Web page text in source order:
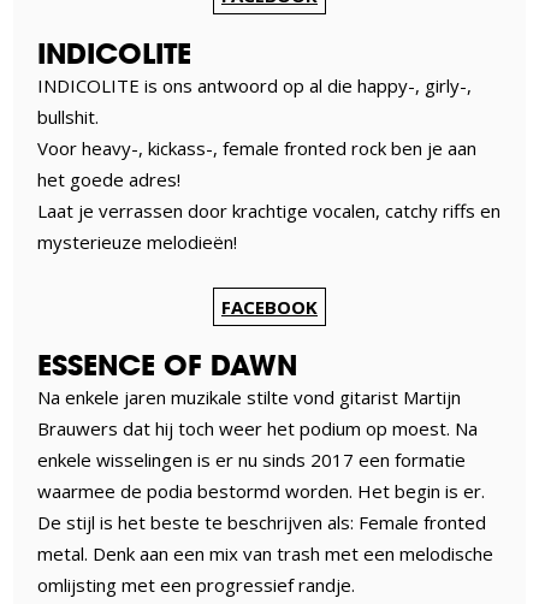
INDICOLITE
INDICOLITE is ons antwoord op al die happy-, girly-,
bullshit.
Voor heavy-, kickass-, female fronted rock ben je aan
het goede adres!
Laat je verrassen door krachtige vocalen, catchy riffs en
mysterieuze melodieën!
FACEBOOK
ESSENCE OF DAWN
Na enkele jaren muzikale stilte vond gitarist Martijn
Brauwers dat hij toch weer het podium op moest. Na
enkele wisselingen is er nu sinds 2017 een formatie
waarmee de podia bestormd worden. Het begin is er.
De stijl is het beste te beschrijven als: Female fronted
metal. Denk aan een mix van trash met een melodische
omlijsting met een progressief randje.